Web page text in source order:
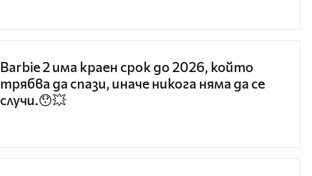
Barbie 2 има краен срок до 2026, който
трябва да спази, иначе никога няма да се
случи.😯💥